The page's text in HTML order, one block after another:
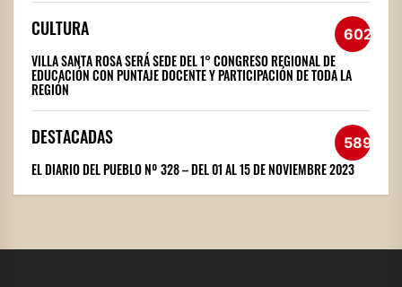
CULTURA 602
VILLA SANTA ROSA SERÁ SEDE DEL 1° CONGRESO REGIONAL DE
EDUCACIÓN CON PUNTAJE DOCENTE Y PARTICIPACIÓN DE TODA LA
REGIÓN
DESTACADAS 589
EL DIARIO DEL PUEBLO Nº 328 – DEL 01 AL 15 DE NOVIEMBRE 2023